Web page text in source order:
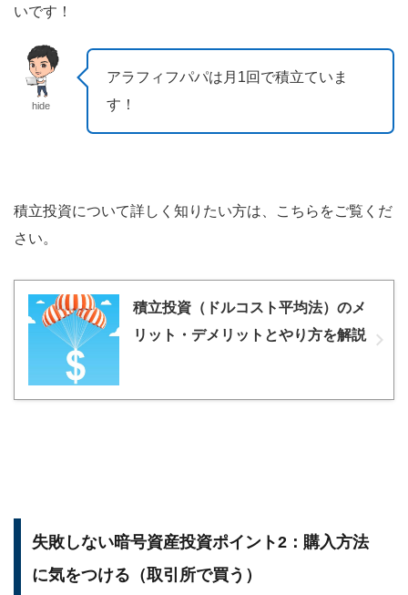
いです！
hide
アラフィフパパは月1回で積立ていま
す！
積立投資について詳しく知りたい方は、こちらをご覧くだ
さい。
積立投資（ドルコスト平均法）のメ
リット・デメリットとやり方を解説
失敗しない暗号資産投資ポイント2：購入方法
に気をつける（取引所で買う）